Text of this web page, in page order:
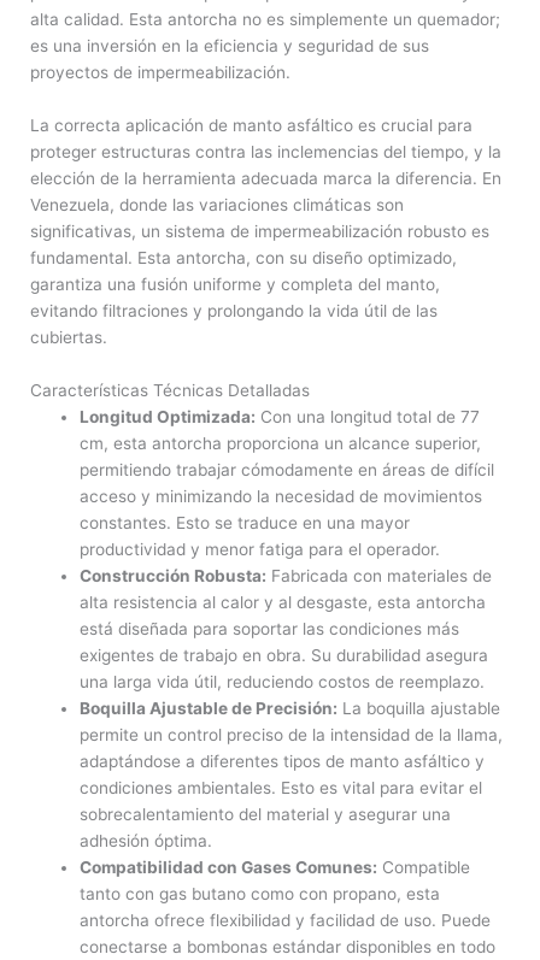
alta calidad. Esta antorcha no es simplemente un quemador;
es una inversión en la eficiencia y seguridad de sus
proyectos de impermeabilización.
La correcta aplicación de manto asfáltico es crucial para
proteger estructuras contra las inclemencias del tiempo, y la
elección de la herramienta adecuada marca la diferencia. En
Venezuela, donde las variaciones climáticas son
significativas, un sistema de impermeabilización robusto es
fundamental. Esta antorcha, con su diseño optimizado,
garantiza una fusión uniforme y completa del manto,
evitando filtraciones y prolongando la vida útil de las
cubiertas.
Características Técnicas Detalladas
Longitud Optimizada: Con una longitud total de 77
cm, esta antorcha proporciona un alcance superior,
permitiendo trabajar cómodamente en áreas de difícil
acceso y minimizando la necesidad de movimientos
constantes. Esto se traduce en una mayor
productividad y menor fatiga para el operador.
Construcción Robusta: Fabricada con materiales de
alta resistencia al calor y al desgaste, esta antorcha
está diseñada para soportar las condiciones más
exigentes de trabajo en obra. Su durabilidad asegura
una larga vida útil, reduciendo costos de reemplazo.
Boquilla Ajustable de Precisión: La boquilla ajustable
permite un control preciso de la intensidad de la llama,
adaptándose a diferentes tipos de manto asfáltico y
condiciones ambientales. Esto es vital para evitar el
sobrecalentamiento del material y asegurar una
adhesión óptima.
Compatibilidad con Gases Comunes: Compatible
tanto con gas butano como con propano, esta
antorcha ofrece flexibilidad y facilidad de uso. Puede
conectarse a bombonas estándar disponibles en todo